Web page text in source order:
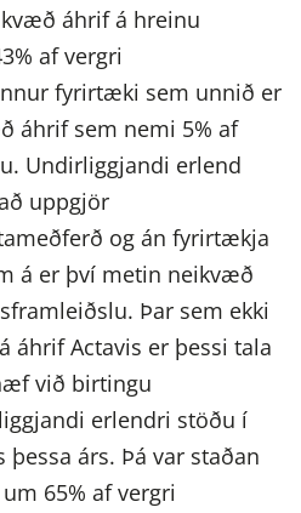
áhrif á hreinu
af vergri
fyrirtæki sem unnið er
áhrif sem nemi 5% af
Undirliggjandi erlend
uppgjör
og án fyrirtækja
á er því metin neikvæð
Þar sem ekki
áhrif Actavis er þessi tala
við birtingu
erlendri stöðu í
árs. Þá var staðan
65% af vergri